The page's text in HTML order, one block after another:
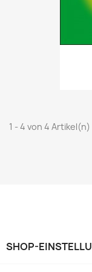
1 - 4 von 4 Artikel(n)
SHOP-